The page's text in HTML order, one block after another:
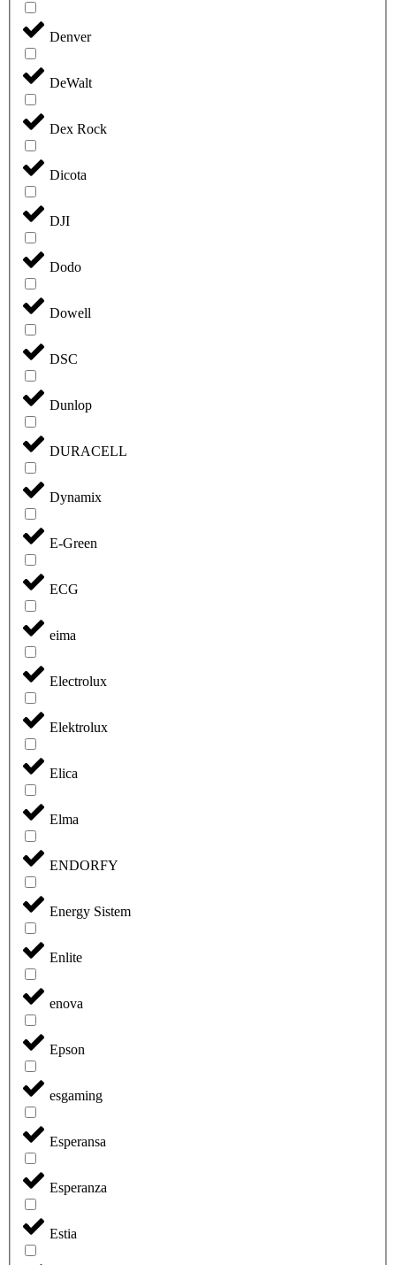
Denver
DeWalt
Dex Rock
Dicota
DJI
Dodo
Dowell
DSC
Dunlop
DURACELL
Dynamix
E-Green
ECG
eima
Electrolux
Elektrolux
Elica
Elma
ENDORFY
Energy Sistem
Enlite
enova
Epson
esgaming
Esperansa
Esperanza
Estia